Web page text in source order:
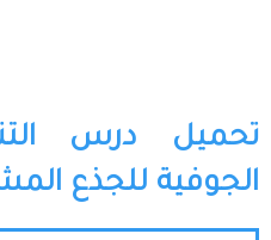
تحميل درس
الجوفية للجذع